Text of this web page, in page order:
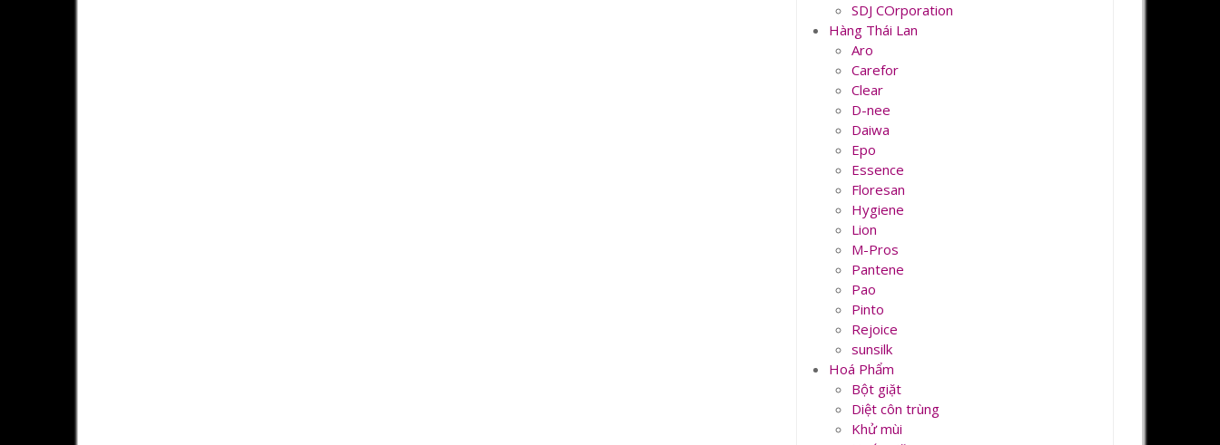
SDJ COrporation
Hàng Thái Lan
Aro
Carefor
Clear
D-nee
Daiwa
Epo
Essence
Floresan
Hygiene
Lion
M-Pros
Pantene
Pao
Pinto
Rejoice
sunsilk
Hoá Phẩm
Bột giặt
Diệt côn trùng
Khử mùi